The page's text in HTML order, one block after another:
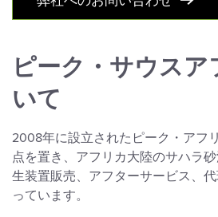
ピーク・サウスア
いて
2008年に設立されたピーク・アフ
点を置き、アフリカ大陸のサハラ
生装置販売、アフターサービス、
っています。